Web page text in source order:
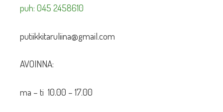
puh: 045 2458610
putiikkitaruliina@gmail.com
AVOINNA:
ma – ti 10.00 – 17.00